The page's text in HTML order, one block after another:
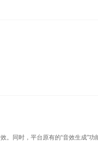
。同时，平台原有的“音效生成”功